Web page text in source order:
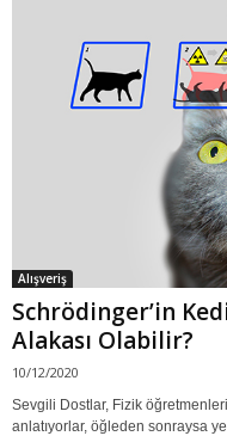
Alışveriş
Schrödinger’in
Alakası Olabilir?
10/12/2020
Sevgili Dostlar, Fizik
anlatıyorlar, öğleden sonraysa